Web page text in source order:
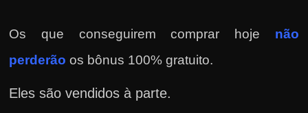
Os que conseguirem comprar hoje não
perderão os bônus 100% gratuito.
Eles são vendidos à parte.